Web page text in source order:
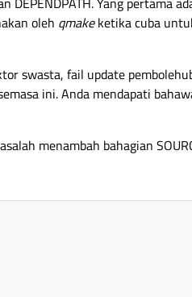
oleh qmakeketika cuba
swasta, fail update
ini. Anda mendapati
menambah bahagian